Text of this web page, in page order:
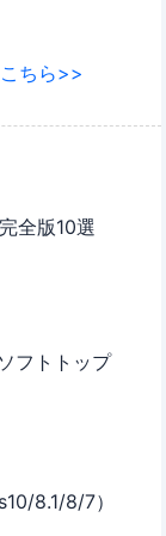
ちら>>
全版10選
フトトップ
8.1/8/7）